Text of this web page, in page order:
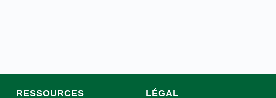
RESSOURCES LÉGAL